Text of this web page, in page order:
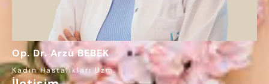
Op. Dr. Arzu BEBEK
Kadın Hastalıkları Uzm.